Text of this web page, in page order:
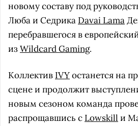
новому составу под
Люба и Седрика Davai Lama
перебравшегося в
изWildcard Gaming.
Коллектив IVYостанется на
сцене и продолжит
новым сезоном команда
распрощавшись с Lowskill и